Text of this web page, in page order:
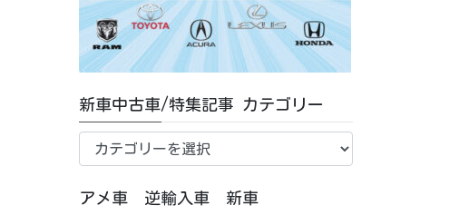
新車中古車/特集記事 カテゴリー
車
古
アメ車 逆輸入車 新車